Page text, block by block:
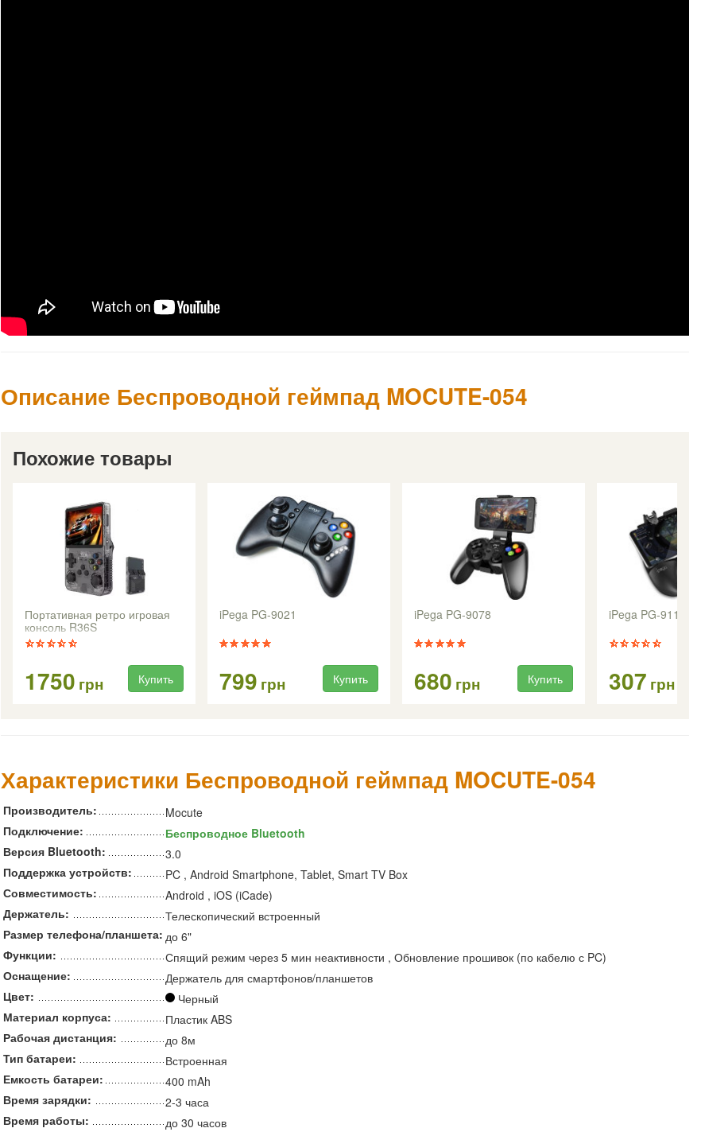
Описание Беспроводной геймпад MOCUTE-054
Похожие товары
Портативная ретро игровая
консоль R36S
1750 грн Купить
iPega PG-9021
799 грн Купить
iPega PG-9078
680 грн Купить
iPega PG-9117
307 грн
Характеристики Беспроводной геймпад MOCUTE-054
Производитель:
Mocute
Подключение:
Беспроводное Bluetooth
Версия Bluetooth:
3.0
Поддержка устройств:
PC , Android Smartphone, Tablet, Smart TV Box
Совместимость:
Android , iOS (iCade)
Держатель:
Телескопический встроенный
Размер телефона/планшета: до 6"
Функции:
Спящий режим через 5 мин неактивности , Обновление прошивок (по кабелю с PC)
Оснащение:
Держатель для смартфонов/планшетов
Цвет:
Черный
Материал корпуса:
Пластик ABS
Рабочая дистанция:
до 8м
Тип батареи:
Встроенная
Емкость батареи:
400 mAh
Время зарядки:
2-3 часа
Время работы:
до 30 часов